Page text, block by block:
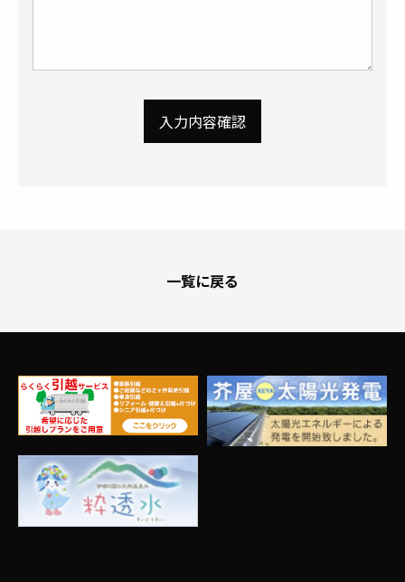
入力内容確認
一覧に戻る